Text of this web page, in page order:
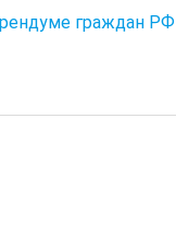
граждан РФ